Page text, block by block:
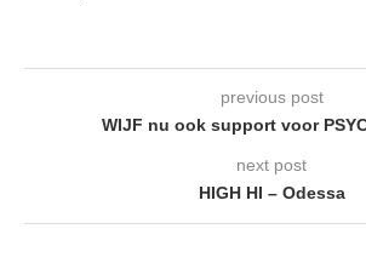
previous post
WIJF nu ook support voor
next post
HIGH HI – Odessa